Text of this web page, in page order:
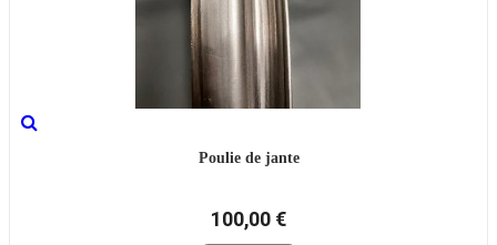
Poulie de jante
100,00 €